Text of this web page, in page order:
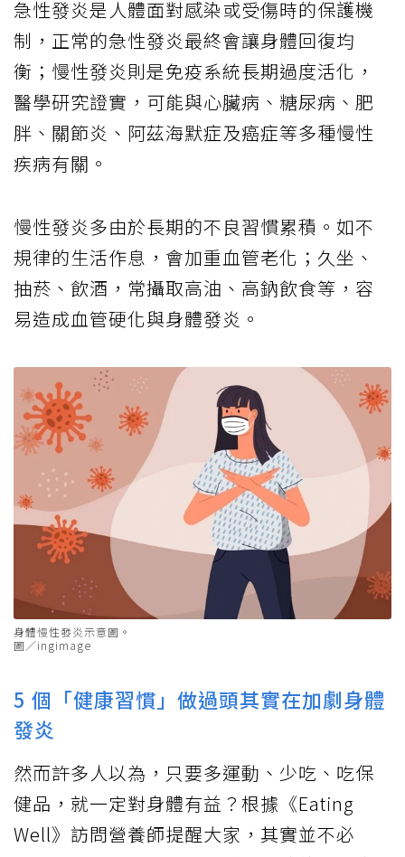
急性發炎是人體面對感染或受傷時的保護機
制，正常的急性發炎最終會讓身體回復均
衡；慢性發炎則是免疫系統長期過度活化，
醫學研究證實，可能與心臟病、糖尿病、肥
胖、關節炎、阿茲海默症及癌症等多種慢性
疾病有關。
慢性發炎多由於長期的不良習慣累積。如不
規律的生活作息，會加重血管老化；久坐、
抽菸、飲酒，常攝取高油、高鈉飲食等，容
易造成血管硬化與身體發炎。
身體慢性發炎示意圖。
圖／ingimage
5 個「健康習慣」做過頭其實在加劇身體
發炎
然而許多人以為，只要多運動、少吃、吃保
健品，就一定對身體有益？根據《Eating
Well》訪問營養師提醒大家，其實並不必